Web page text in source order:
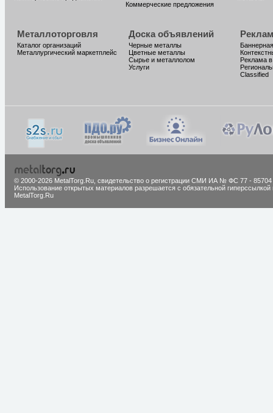
Коммерческие предложения
Металлоторговля
Каталог организаций
Металлургический маркетплейс
Доска объявлений
Черные металлы
Цветные металлы
Сырье и металлолом
Услуги
Реклама
Classified
© 2000-2026 MetalTorg.Ru, cвидетельство о регистрации СМИ ИА № ФС 77 - 85704
Использование открытых материалов разрешается с обязательной гиперссылкой
MetalTorg.Ru